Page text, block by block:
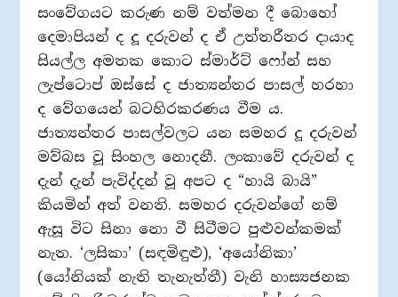
සංවේගයට කරුණ නම් වත්මන දී බොහෝ
දෙමාපියන් ද දූ දරුවන් ද ඒ උත්තරීතර දායාද
සියල්ල අමතක කොට ස්මාර්ට් ෆෝන් සහ
ලැප්ටොප් ඔස්සේ ද ජාත්‍යන්තර පාසල් හරහා
ද වේගයෙන් බටහිරකරණය වීම ය.
ජාත්‍යන්තර පාසල්වලට යන සමහර දූ දරුවන්
මව්බස වූ සිංහල නොදනී. ලංකාවේ දරුවන් ද
දැන් දැන් පැවිද්දන් වූ අපට ද “හායි බායි”
කියමින් අත් වනති. සමහර දරුවන්ගේ නම්
ඇසූ විට සිනා නො වී සිටීමට පුළුවන්කමක්
නැත. ‘ලසිකා’ (සඳමිඳුළු), ‘අයෝනිකා’
(යෝනියක් නැති තැනැත්තී) වැනි හාස්‍යජනක